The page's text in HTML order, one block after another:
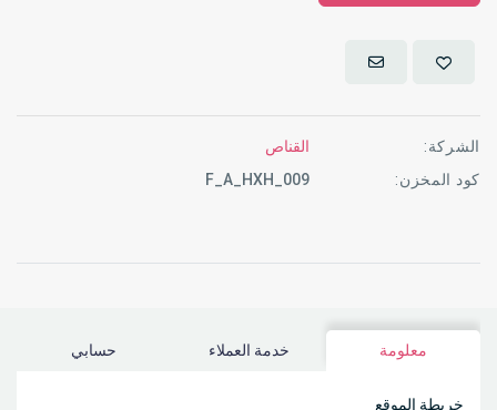
الشركة:
القناص
كود المخزن:
F_A_HXH_009
معلومة خدمة العملاء حسابي
خريطة الموقع